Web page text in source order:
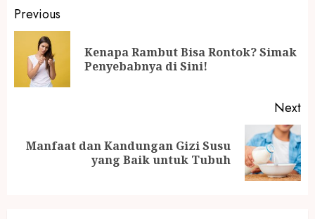
Post
navigation
Previous
Kenapa Rambut Bisa Rontok? Simak
Penyebabnya di Sini!
Next
Next
Manfaat dan Kandungan Gizi Susu
yang Baik untuk Tubuh